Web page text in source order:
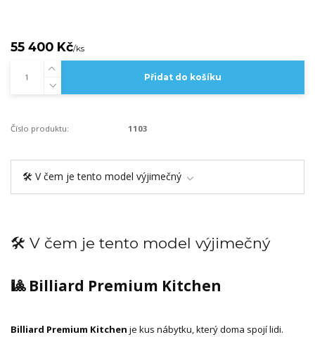
55 400 Kč/ks
Přidat do košíku
Číslo produktu: 1103
🛠️ V čem je tento model výjimečný
🛠️ V čem je tento model výjimečný
🎱 Billiard Premium Kitchen
Billiard Premium Kitchen je kus nábytku, který doma spojí lidi.